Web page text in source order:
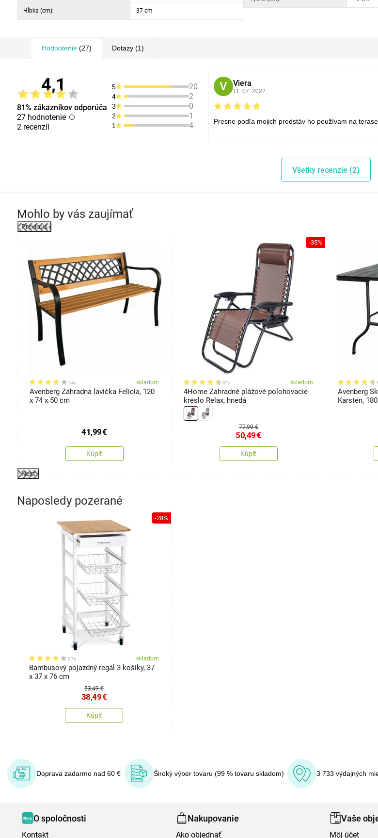
Hĺbka (cm): 37 cm
Hodnotenie (27) Dotazy (1)
4,1
81% zákazníkov odporúča
27 hodnotenie
2 recenzií
5 20
4 2
3 0
2 1
1 4
V Viera
11. 07. 2022
Presne podľa mojich predstáv ho používam na
Všetky recenzie (2)
Mohlo by vás zaujímať
Previous
14x skladom
Avenberg Záhradná lavička Felicia, 120
x 74 x 50 cm
41,99€
Kúpiť
-35%
32x skladom
4Home Záhradné plážové polohovacie
kreslo Relax, hnedá
77,99 €
50,49€
Kúpiť
Avenberg
Karsten,
Next
Naposledy pozerané
-28%
27x skladom
Bambusový pojazdný regál 3 košíky, 37
x 37 x 76 cm
53,49 €
38,49€
Kúpiť
Doprava zadarmo nad 60 € Široký výber tovaru (99 % tovaru skladom) 3 733 výdajných
O spoločnosti
Kontakt
Nakupovanie
Ako objednať
Vaše
Môj účet